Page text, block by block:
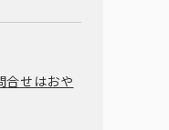
合せはおや